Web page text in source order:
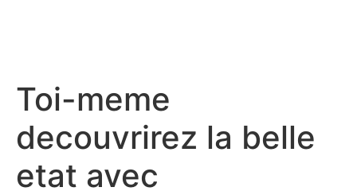
Toi-meme
decouvrirez la belle
etat avec